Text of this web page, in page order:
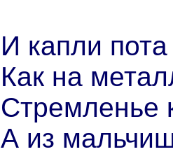
И капли
Как на
Стремленье
А из